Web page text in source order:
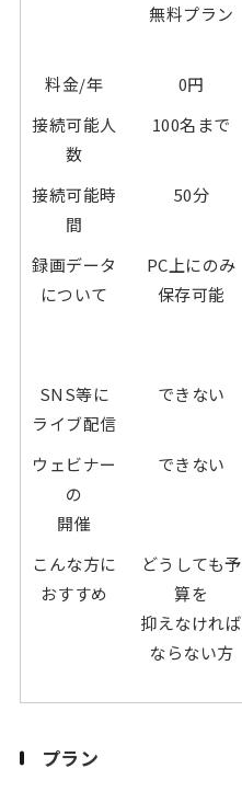
無料プラン
料金/年
0円
接続可能人
数
100名まで
接続可能時
間
50分
録画データ
について
PC上にのみ
保存可能
SNS等に
ライブ配信
できない
ウェビナー
の
開催
できない
こんな方に
おすすめ
どうしても予
算を
抑えなければ
ならない方
プラン